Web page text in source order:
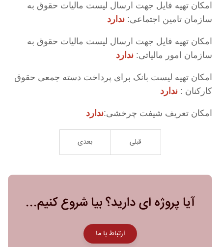
امکان تهیه فایل جهت ارسال لیست مالیات حقوق به
سازمان تامین اجتماعی: ندارد
امکان تهیه فایل جهت ارسال لیست مالیات حقوق به
سازمان امور مالیاتی: ندارد
امکان تهیه لیست بانک برای پرداخت دسته جمعی حقوق
کارکنان : ندارد
امکان تعریف شیفت چرخشی:ندارد
قبلی بعدی
آیا پروژه ای دارید؟ بیا شروع کنیم...
ارتباط با ما